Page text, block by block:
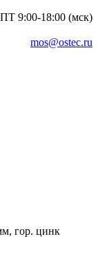
9:00-18:00 (мск)
mos@ostec.ru
гор. цинк